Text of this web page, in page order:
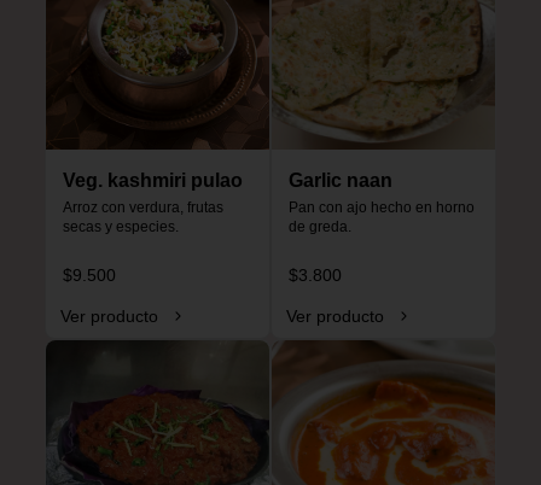
Veg. kashmiri pulao
Arroz con verdura, frutas
secas y especies.
$9.500
Ver producto
Garlic naan
Pan con ajo hecho en horno
de greda.
$3.800
Ver producto